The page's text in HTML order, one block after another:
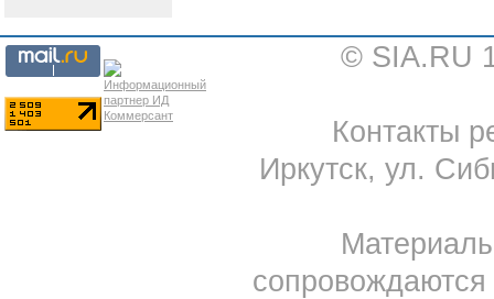
© SIA.RU
Контакты
Иркутск, ул.